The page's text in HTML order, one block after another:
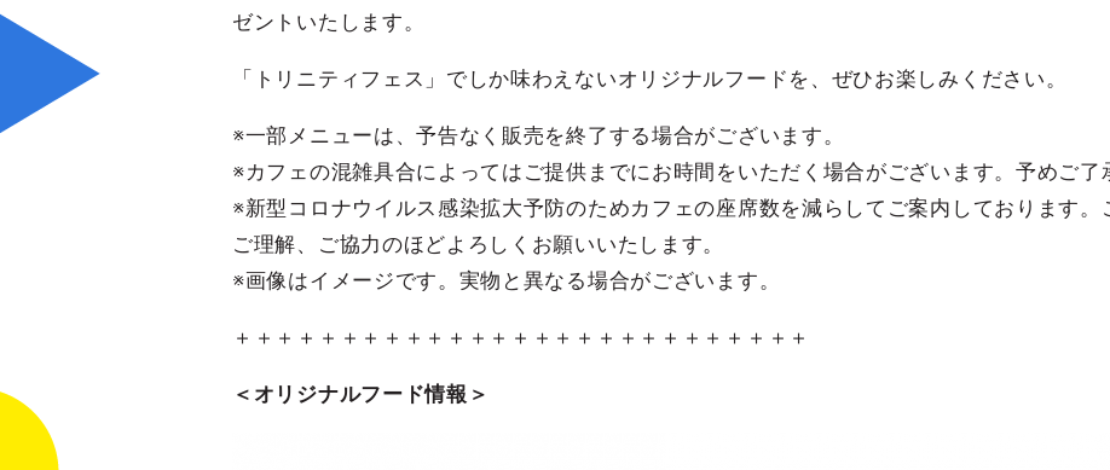
ゼントいたします。
「トリニティフェス」でしか味わえないオリジナルフードを、ぜひお楽しみください。
※一部メニューは、予告なく販売を終了する場合がございます。
※カフェの混雑具合によってはご提供までにお時間をいただく場合がございます。予めご了
※新型コロナウイルス感染拡大予防のためカフェの座席数を減らしてご案内しております
ご理解、ご協力のほどよろしくお願いいたします。
※画像はイメージです。実物と異なる場合がございます。
＋＋＋＋＋＋＋＋＋＋＋＋＋＋＋＋＋＋＋＋＋＋＋＋＋＋＋
＜オリジナルフード情報＞